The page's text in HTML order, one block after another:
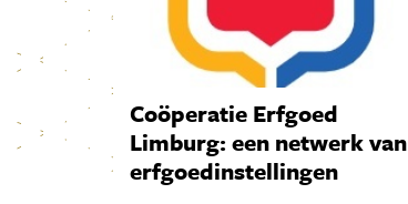
Coöperatie Erfgoed
Limburg: een netwerk van
erfgoedinstellingen